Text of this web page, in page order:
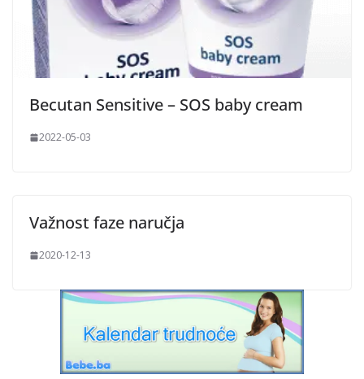
Becutan Sensitive – SOS baby cream
2022-05-03
Važnost faze naručja
2020-12-13